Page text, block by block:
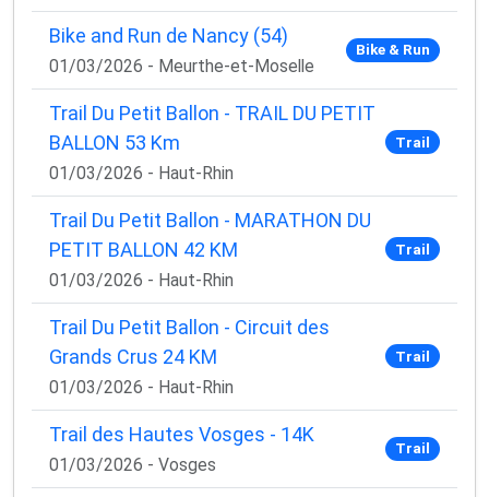
Bike and Run de Nancy (54)
01/03/2026 - Meurthe-et-Moselle
Bike & Run
Trail Du Petit Ballon - TRAIL DU PETIT
BALLON 53 Km
01/03/2026 - Haut-Rhin
Trail
Trail Du Petit Ballon - MARATHON DU
PETIT BALLON 42 KM
01/03/2026 - Haut-Rhin
Trail
Trail Du Petit Ballon - Circuit des
Grands Crus 24 KM
01/03/2026 - Haut-Rhin
Trail
Trail des Hautes Vosges - 14K
01/03/2026 - Vosges
Trail